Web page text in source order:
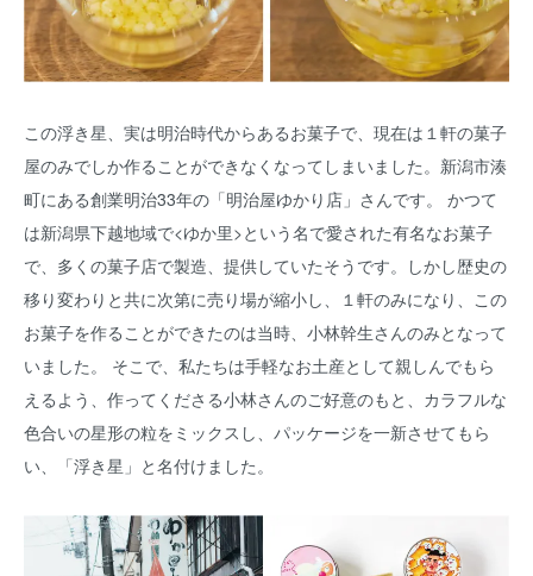
この浮き星、実は明治時代からあるお菓子で、現在は１軒の菓子
屋のみでしか作ることができなくなってしまいました。新潟市湊
町にある創業明治33年の「明治屋ゆかり店」さんです。 かつて
は新潟県下越地域で<ゆか里>という名で愛された有名なお菓子
で、多くの菓子店で製造、提供していたそうです。しかし歴史の
移り変わりと共に次第に売り場が縮小し、１軒のみになり、この
お菓子を作ることができたのは当時、小林幹生さんのみとなって
いました。 そこで、私たちは手軽なお土産として親しんでもら
えるよう、作ってくださる小林さんのご好意のもと、カラフルな
色合いの星形の粒をミックスし、パッケージを一新させてもら
い、「浮き星」と名付けました。